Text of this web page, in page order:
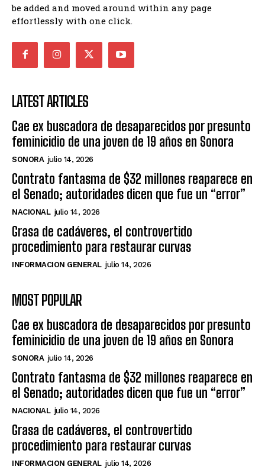
be added and moved around within any page
effortlessly with one click.
LATEST ARTICLES
Cae ex buscadora de desaparecidos por presunto
feminicidio de una joven de 19 años en Sonora
SONORA julio 14, 2026
Contrato fantasma de $32 millones reaparece en
el Senado; autoridades dicen que fue un “error”
NACIONAL julio 14, 2026
Grasa de cadáveres, el controvertido
procedimiento para restaurar curvas
INFORMACION GENERAL julio 14, 2026
MOST POPULAR
Cae ex buscadora de desaparecidos por presunto
feminicidio de una joven de 19 años en Sonora
SONORA julio 14, 2026
Contrato fantasma de $32 millones reaparece en
el Senado; autoridades dicen que fue un “error”
NACIONAL julio 14, 2026
Grasa de cadáveres, el controvertido
procedimiento para restaurar curvas
INFORMACION GENERAL julio 14, 2026